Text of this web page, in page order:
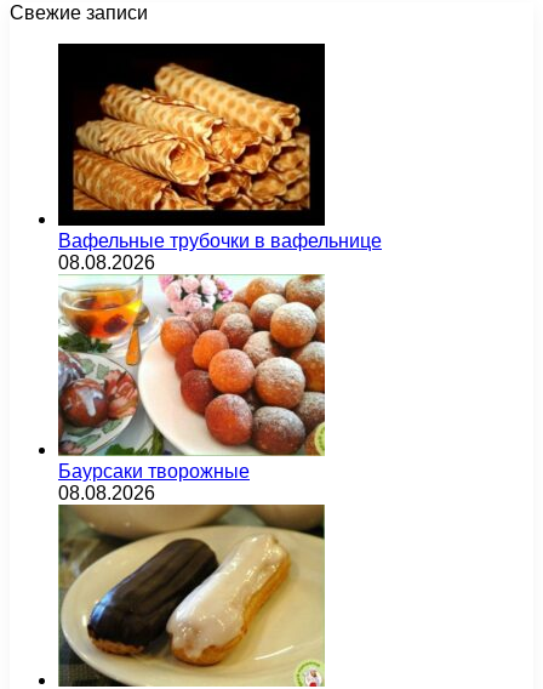
Свежие записи
Вафельные трубочки в вафельнице
08.08.2026
Баурсаки творожные
08.08.2026